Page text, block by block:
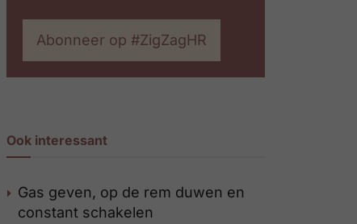
Abonneer op #ZigZagHR
Ook interessant
Gas geven, op de rem duwen en
constant schakelen